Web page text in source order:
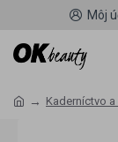
Môj
Kaderníctvo